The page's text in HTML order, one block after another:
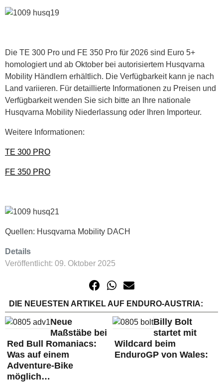
Die TE 300 Pro und FE 350 Pro für 2026 sind Euro 5+
homologiert und ab Oktober bei autorisiertem Husqvarna
Mobility Händlern erhältlich. Die Verfügbarkeit kann je nach
Land variieren. Für detaillierte Informationen zu Preisen und
Verfügbarkeit wenden Sie sich bitte an Ihre nationale
Husqvarna Mobility Niederlassung oder Ihren Importeur.
Weitere Informationen:
TE 300 PRO
FE 350 PRO
Quellen: Husqvarna Mobility DACH
Details
Veröffentlicht: 09. Oktober 2025
DIE NEUESTEN ARTIKEL AUF ENDURO-AUSTRIA:
Neue
Maßstäbe bei
Red Bull Romaniacs:
Was auf einem
Adventure-Bike
möglich…
Billy Bolt
startet mit
Wildcard beim
EnduroGP von Wales: